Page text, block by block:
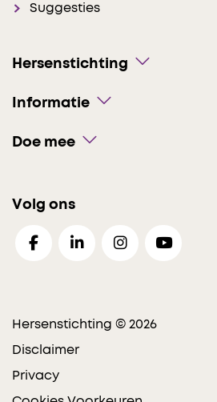
Suggesties
Hersenstichting
Informatie
Doe mee
Volg ons
Hersenstichting © 2026
Disclaimer
Privacy